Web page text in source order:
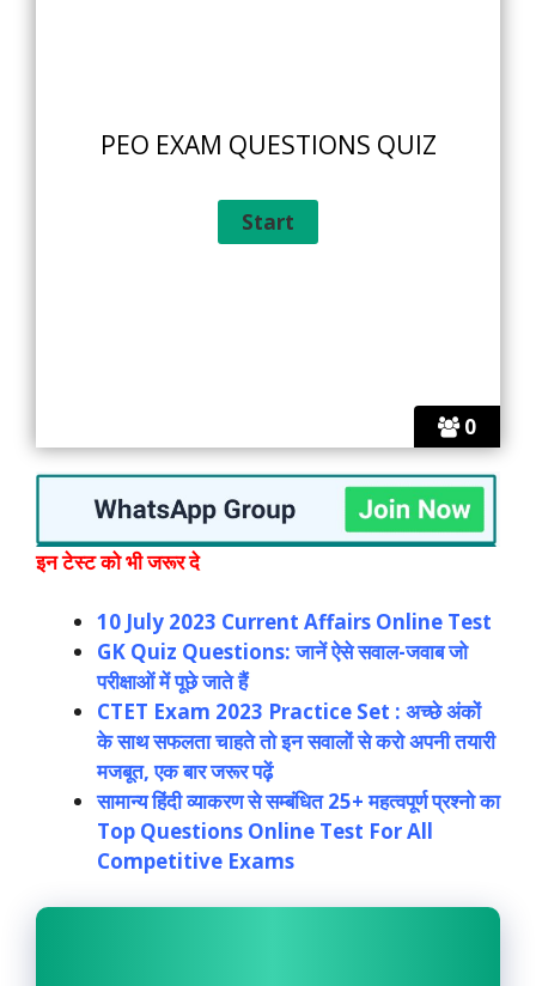
0
PEO EXAM QUESTIONS QUIZ
इन टेस्ट को भी जरूर दे
10 July 2023 Current Affairs Online Test
GK Quiz Questions: जानें ऐसे सवाल-जवाब जो
परीक्षाओं में पूछे जाते हैं
CTET Exam 2023 Practice Set : अच्छे अंकों
के साथ सफलता चाहते तो इन सवालों से करो अपनी तयारी
मजबूत, एक बार जरूर पढ़ें
सामान्य हिंदी व्याकरण से सम्बंधित 25+ महत्वपूर्ण प्रश्नो का
Top Questions Online Test For All
Competitive Exams